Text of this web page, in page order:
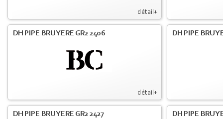
détail+
détail+
DH PIPE BRUYERE GR2 2406 DH PIPE
DH PIPE BRUYERE GR2 2427 DH PIPE